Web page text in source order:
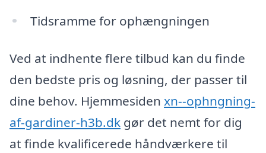
Tidsramme for ophængningen
Ved at indhente flere tilbud kan du finde
den bedste pris og løsning, der passer til
dine behov. Hjemmesiden xn--ophngning-
af-gardiner-h3b.dk gør det nemt for dig
at finde kvalificerede håndværkere til